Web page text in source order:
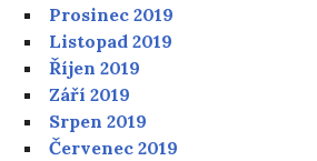
Prosinec 2019
Listopad 2019
Říjen 2019
Září 2019
Srpen 2019
Červenec 2019